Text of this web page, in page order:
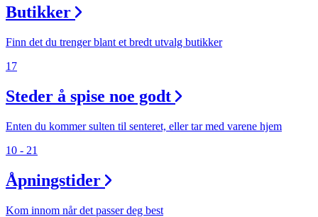
Butikker
Finn det du trenger blant et bredt utvalg butikker
17
Steder å spise noe godt
Enten du kommer sulten til senteret, eller tar med varene hjem
10 - 21
Åpningstider
Kom innom når det passer deg best